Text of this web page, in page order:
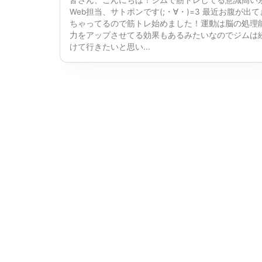
Web担当、サトポンです(;・∀・)=3 最近お腹が出て
ちゃってるので筋トレ始めました！運動は脳の処理
力をアップさせてる効果もあるみたいなのでジムは
けて行きたいと思い...